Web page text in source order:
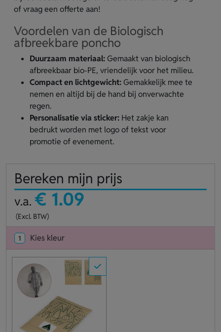
of vraag een offerte aan!
Voordelen van de Biologisch
afbreekbare poncho
Duurzaam materiaal:Gemaakt van biologisch
afbreekbaar bio-PE, vriendelijk voor het milieu.
Compact en lichtgewicht:Gemakkelijk mee te
nemen en altijd bij de hand bij onverwachte
regen.
Personalisatie via sticker: Het zakje kan
bedrukt worden met logo of tekst voor
promotie of evenement.
Bereken mijn prijs
v.a. € 1.09
(Excl. BTW)
1 Kies kleur